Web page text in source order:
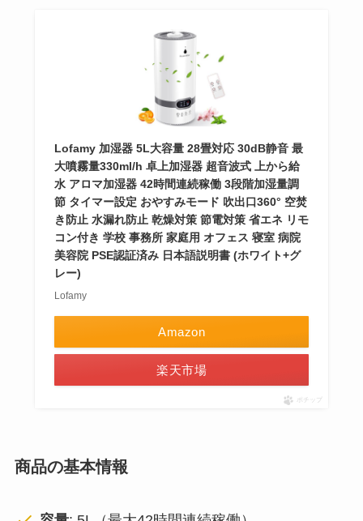
Lofamy 加湿器 5L大容量 28畳対応 30dB静音 最
大噴霧量330ml/h 卓上加湿器 超音波式 上から給
水 アロマ加湿器 42時間連続稼働 3段階加湿量調
節 タイマー設定 おやすみモード 吹出口360° 空焚
き防止 水漏れ防止 乾燥対策 節電対策 省エネ リモ
コン付き 学校 事務所 家庭用 オフェス 寝室 病院
美容院 PSE認証済み 日本語説明書 (ホワイト+グ
レー)
Lofamy
Amazon
楽天市場
ポチップ
商品の基本情報